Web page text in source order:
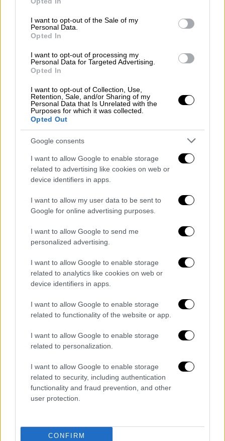
use your data for below specified purposes in below Google
consent section.
I want to opt-out of the Sale of my
Personal Data.
Opted In
I want to opt-out of processing my
Personal Data for Targeted Advertising.
Opted In
I want to opt-out of Collection, Use,
Retention, Sale, and/or Sharing of my
Personal Data that Is Unrelated with the
Purposes for which it was collected.
Opted Out
Google consents
I want to allow Google to enable storage
related to advertising like cookies on web or
device identifiers in apps.
I want to allow my user data to be sent to
Google for online advertising purposes.
I want to allow Google to send me
personalized advertising.
I want to allow Google to enable storage
related to analytics like cookies on web or
device identifiers in apps.
I want to allow Google to enable storage
related to functionality of the website or app.
I want to allow Google to enable storage
related to personalization.
I want to allow Google to enable storage
related to security, including authentication
functionality and fraud prevention, and other
user protection.
CONFIRM
POPULAR VIDEOS
Μεσημεριανό...|06.08.2026 14:43
Μεσημεριανό δελτίο ειδήσεων